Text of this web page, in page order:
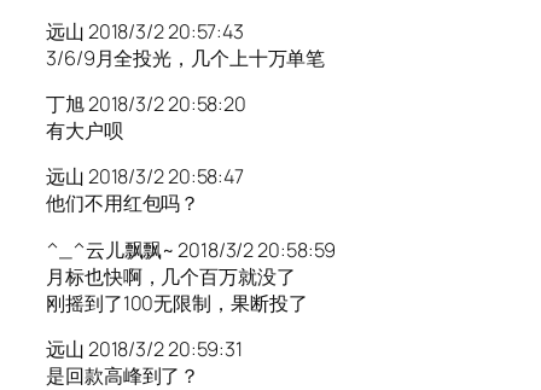
远山 2018/3/2 20:57:43
3/6/9月全投光，几个上十万单笔
丁旭 2018/3/2 20:58:20
有大户呗
远山 2018/3/2 20:58:47
他们不用红包吗？
^_^云儿飘飘~ 2018/3/2 20:58:59
月标也快啊，几个百万就没了
刚摇到了100无限制，果断投了
远山 2018/3/2 20:59:31
是回款高峰到了？